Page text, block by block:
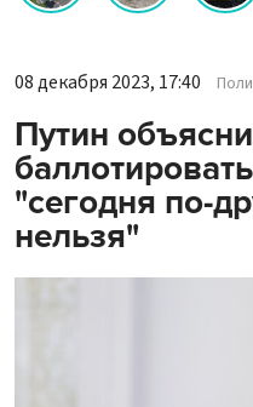
08 декабря 2023, 17:40
Путин
"сегодня по-
нельзя"